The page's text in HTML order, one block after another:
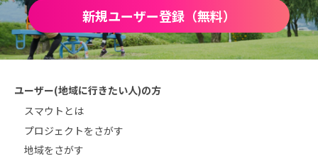
新規ユーザー登録（無料）
ユーザー(地域に行きたい人)の方
スマウトとは
プロジェクトをさがす
地域をさがす